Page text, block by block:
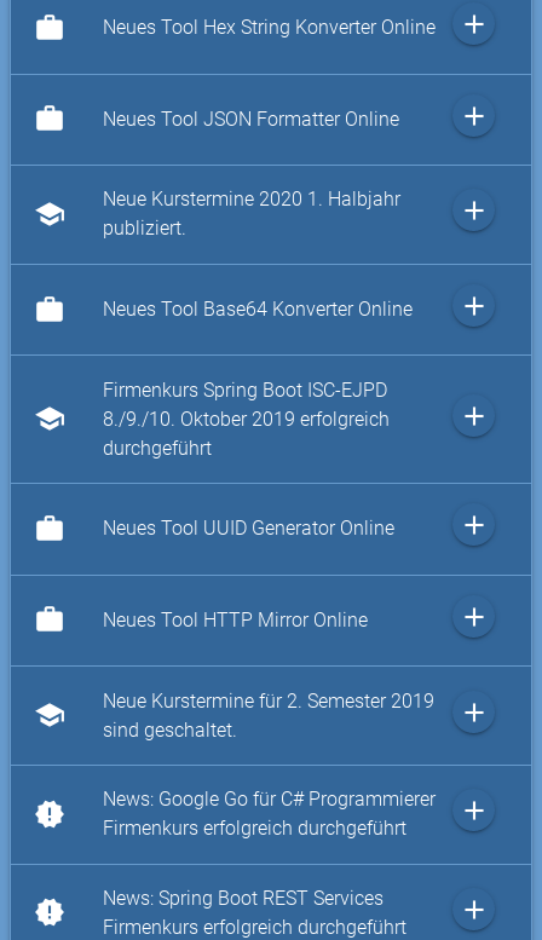
work Neues Tool Hex String Konverter Online add
work Neues Tool JSON Formatter Online add
school
Neue Kurstermine 2020 1. Halbjahr
publiziert.
add
work Neues Tool Base64 Konverter Online add
school
Firmenkurs Spring Boot ISC-EJPD
8./9./10. Oktober 2019 erfolgreich
durchgeführt
add
work Neues Tool UUID Generator Online add
work Neues Tool HTTP Mirror Online add
school
Neue Kurstermine für 2. Semester 2019
sind geschaltet.
add
new_releases
News: Google Go für C# Programmierer
Firmenkurs erfolgreich durchgeführt
add
new_releases
News: Spring Boot REST Services
Firmenkurs erfolgreich durchgeführt
add